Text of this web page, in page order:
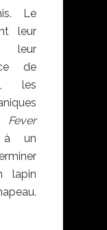
Le
leur
de
les
Fever
à un
lapin